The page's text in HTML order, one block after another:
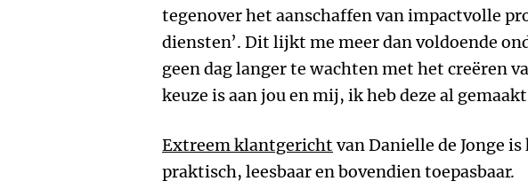
tegenover het aanschaffen van impactvolle
diensten’. Dit lijkt me meer dan voldoende
geen dag langer te wachten met het creëren
keuze is aan jou en mij, ik heb deze al
Extreem klantgericht van Danielle de Jonge
praktisch, leesbaar en bovendien toepasbaar.